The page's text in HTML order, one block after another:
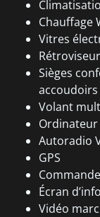
Chauffage
Vitres
Sièges
accoudoirs
Volant
Autoradio
GPS
Écran
Vidéo